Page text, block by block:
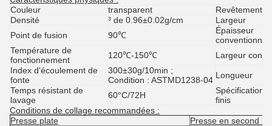
Couleur
transparent
Revêtement
Densité
³ de 0.96±0.02g/cm
Largeur
Point de fusion
90℃
Épaisseur
Température de
fonctionnement
120℃-150℃
Largeur
Index d'écoulement de
fonte
300±30g/10min ;
Condition : ASTMD1238-04 Longueur
Temps résistant de
lavage
60°C/72H
Spécifications
finis
Conditions de collage recommandées :
Presse plate
Presse en second